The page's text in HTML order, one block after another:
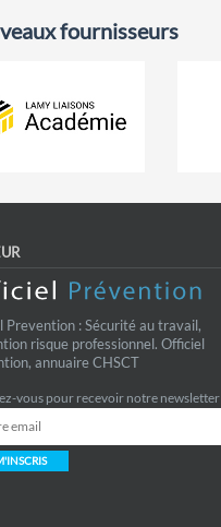
fournisseurs
Prevention : Sécurité au travail,
risque professionnel. Officiel
annuaire CHSCT
vous pour recevoir notre newsletter